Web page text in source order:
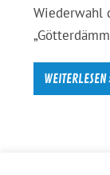
Wiederwahl